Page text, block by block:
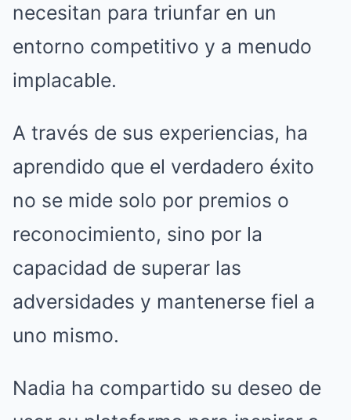
necesitan para triunfar en un
entorno competitivo y a menudo
implacable.
A través de sus experiencias, ha
aprendido que el verdadero éxito
no se mide solo por premios o
reconocimiento, sino por la
capacidad de superar las
adversidades y mantenerse fiel a
uno mismo.
Nadia ha compartido su deseo de